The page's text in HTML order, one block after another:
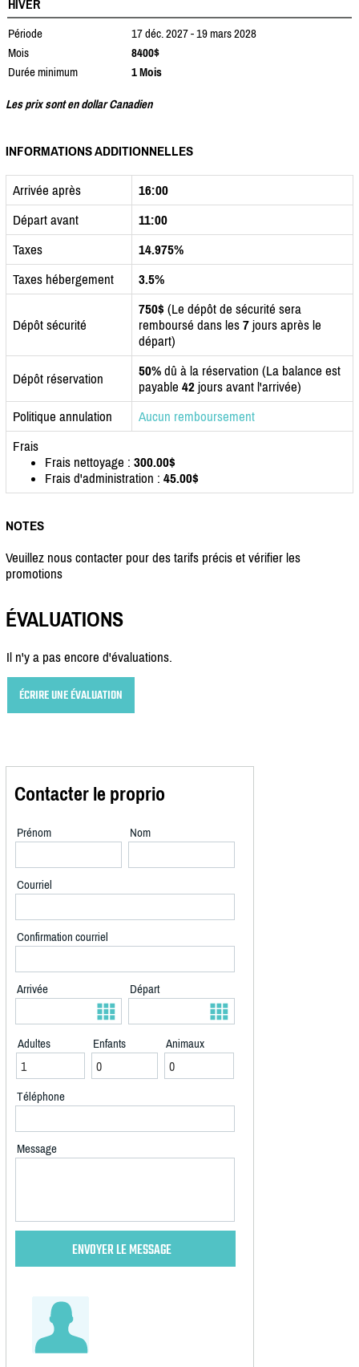
HIVER
Période
17 déc. 2027 - 19 mars 2028
Mois
8400$
Durée minimum
1 Mois
Les prix sont en dollar Canadien
INFORMATIONS ADDITIONNELLES
Arrivée après
16:00
Départ avant
11:00
Taxes
14.975%
Taxes hébergement
3.5%
Dépôt sécurité
750$ (Le dépôt de sécurité sera
remboursé dans les 7 jours après le
départ)
Dépôt réservation 50% dû à la réservation (La balance est
payable 42 jours avant l'arrivée)
Politique annulation
Aucun remboursement
Frais
Frais nettoyage : 300.00$
Frais d'administration : 45.00$
NOTES
Veuillez nous contacter pour des tarifs précis et vérifier les
promotions
ÉVALUATIONS
Il n'y a pas encore d'évaluations.
ÉCRIRE UNE ÉVALUATION
Contacter le proprio
Prénom Nom
Courriel
Confirmation courriel
Arrivée Départ
Adultes Enfants Animaux
Téléphone
Message